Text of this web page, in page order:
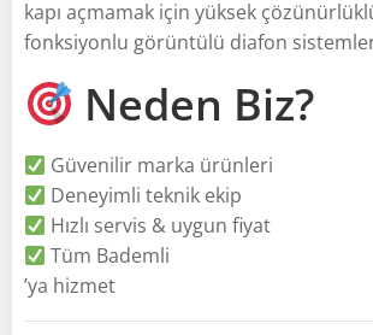
kapı açmamak için yüksek
fonksiyonlu görüntülü diafon
Neden Biz?
Güvenilir marka ürünleri
Deneyimli teknik ekip
Hızlı servis & uygun fiyat
Tüm Bademli
’ya hizmet